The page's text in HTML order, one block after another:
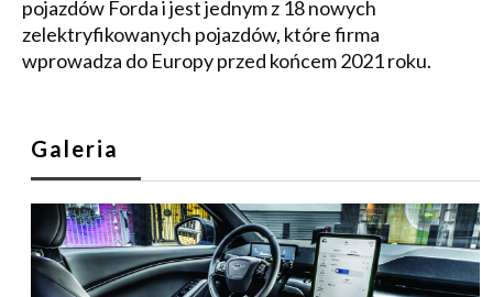
pojazdów Forda i jest jednym z 18 nowych
zelektryfikowanych pojazdów, które firma
wprowadza do Europy przed końcem 2021 roku.
Galeria